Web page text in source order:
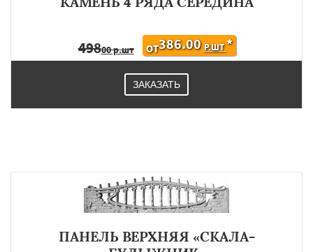
49800 р.шт ОТ386.00 Р.ШТ*
ЗАКАЗАТЬ
ПАНЕЛЬ ВЕРХНЯЯ «СКАЛА-